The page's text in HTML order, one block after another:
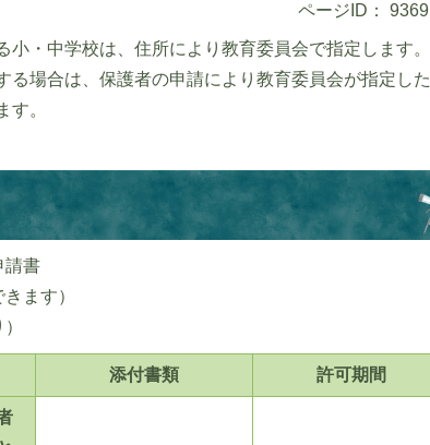
ページID：
9369
・中学校は、住所により教育委員会で指定します。
る場合は、保護者の申請により教育委員会が指定した
す。
請書
ます）
添付書類 許可期間